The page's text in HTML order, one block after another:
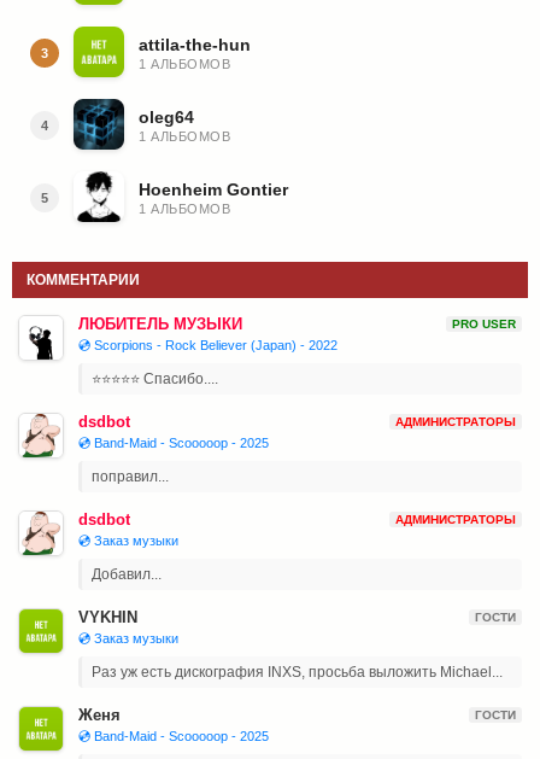
3 attila-the-hun
1 АЛЬБОМОВ
4 oleg64
1 АЛЬБОМОВ
5 Hoenheim Gontier
1 АЛЬБОМОВ
КОММЕНТАРИИ
ЛЮБИТЕЛЬ МУЗЫКИ PRO USER
💿 Scorpions - Rock Believer (Japan) - 2022
⭐⭐⭐⭐⭐ Спасибо....
dsdbot АДМИНИСТРАТОРЫ
💿 Band-Maid - Scooooop - 2025
поправил...
dsdbot АДМИНИСТРАТОРЫ
💿 Заказ музыки
Добавил...
VYKHIN ГОСТИ
💿 Заказ музыки
Раз уж есть дискография INXS, просьба выложить Michael...
Женя ГОСТИ
💿 Band-Maid - Scooooop - 2025